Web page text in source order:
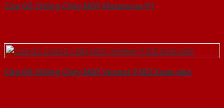
Cửa Gỗ Chống Cháy MDF Melamine P1
Cửa Gỗ Chống Cháy MDF Veneer P1R2 Xoan dao